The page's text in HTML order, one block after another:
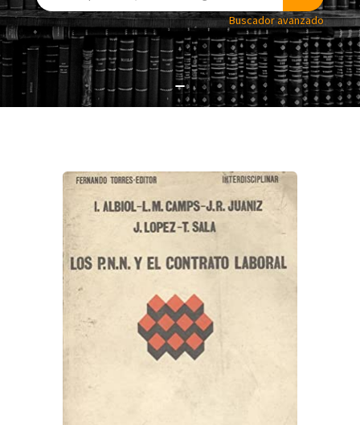
Buscador avanzado